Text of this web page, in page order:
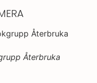
Återbruka